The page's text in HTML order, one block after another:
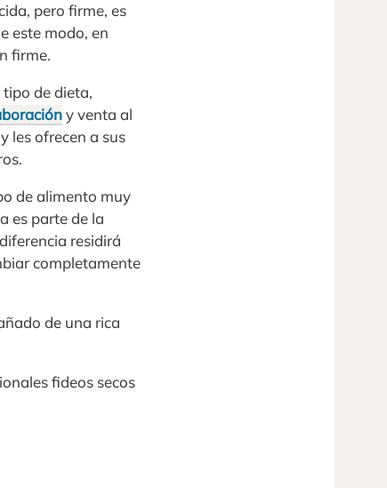
pero firme, es
este modo, en
firme.
de dieta,
y venta al
les ofrecen a sus
de alimento muy
es parte de la
residirá
completamente
de una rica
fideos secos